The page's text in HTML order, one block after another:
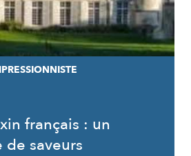
français : un
de saveurs